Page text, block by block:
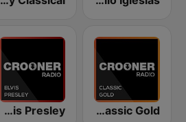
Crooner Radio Classic Gold
Crooner Radio Elvis Presley